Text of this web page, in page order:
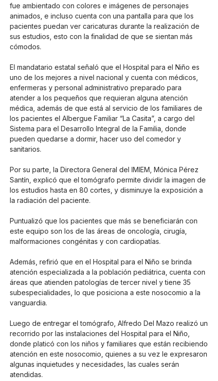
fue ambientado con colores e imágenes de personajes
animados, e incluso cuenta con una pantalla para que los
pacientes puedan ver caricaturas durante la realización de
sus estudios, esto con la finalidad de que se sientan más
cómodos.
El mandatario estatal señaló que el Hospital para el Niño es
uno de los mejores a nivel nacional y cuenta con médicos,
enfermeras y personal administrativo preparado para
atender a los pequeños que requieran alguna atención
médica, además de que está al servicio de los familiares de
los pacientes el Albergue Familiar “La Casita”, a cargo del
Sistema para el Desarrollo Integral de la Familia, donde
pueden quedarse a dormir, hacer uso del comedor y
sanitarios.
Por su parte, la Directora General del IMIEM, Mónica Pérez
Santín, explicó que el tomógrafo permite dividir la imagen de
los estudios hasta en 80 cortes, y disminuye la exposición a
la radiación del paciente.
Puntualizó que los pacientes que más se beneficiarán con
este equipo son los de las áreas de oncología, cirugía,
malformaciones congénitas y con cardiopatías.
Además, refirió que en el Hospital para el Niño se brinda
atención especializada a la población pediátrica, cuenta con
áreas que atienden patologías de tercer nivel y tiene 35
subespecialidades, lo que posiciona a este nosocomio a la
vanguardia.
Luego de entregar el tomógrafo, Alfredo Del Mazo realizó un
recorrido por las instalaciones del Hospital para el Niño,
donde platicó con los niños y familiares que están recibiendo
atención en este nosocomio, quienes a su vez le expresaron
algunas inquietudes y necesidades, las cuales serán
atendidas.